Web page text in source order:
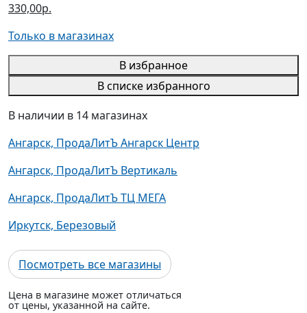
330,00р.
Только в магазинах
В избранное
В списке избранного
В наличии в 14 магазинах
Ангарск, ПродаЛитЪ Ангарск Центр
Ангарск, ПродаЛитЪ Вертикаль
Ангарск, ПродаЛитЪ ТЦ МЕГА
Иркутск, Березовый
Посмотреть все магазины
Цена в магазине может отличаться
от цены, указанной на сайте.